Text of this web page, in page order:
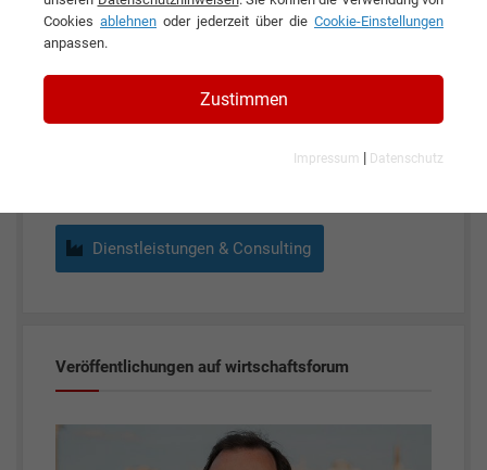
Assure Consulting GmbH
Dienstleistungen & Consulting
Veröffentlichungen auf wirtschaftsforum
Cookies ablehnen oder jederzeit über die Cookie-Einstellungen
anpassen.
Zustimmen
Impressum | Datenschutz